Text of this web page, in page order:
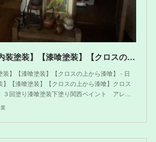
日野市三沢【内装塗装】【漆喰塗装】【クロスの上から漆喰】
装】【漆喰塗装】【クロスの上から漆喰】 - 日
】【漆喰塗装】【クロスの上から漆喰】クロス
回塗り漆喰塗装下塗り関西ペイント アレ…